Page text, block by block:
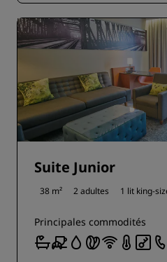
Suite Junior
38 m² 2 adultes 1 lit king-
Principales commodités